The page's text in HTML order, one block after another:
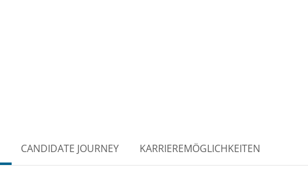
CANDIDATE JOURNEY KARRIEREMÖGLICHKEITEN